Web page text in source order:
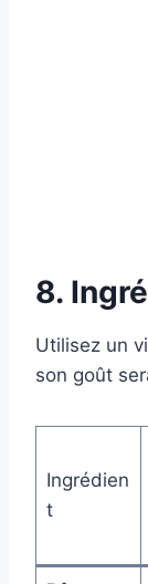
8.
Utilisez un
son goût
Ingrédien
t